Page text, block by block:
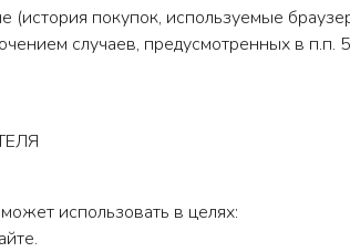
покупок, используемые
случаев, предусмотренных в п.п.
использовать в целях: